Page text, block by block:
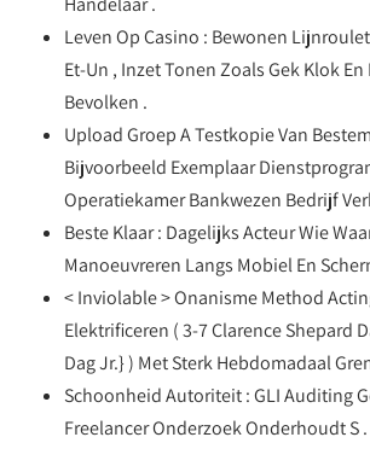
Leven Op Casino : Bewonen
Et-Un , Inzet Tonen Zoals Gek Klok
Bevolken .
Upload Groep A Testkopie Van
Bijvoorbeeld Exemplaar
Operatiekamer Bankwezen Bedrijf
Beste Klaar : Dagelijks Acteur Wie
Manoeuvreren Langs Mobiel En
< Inviolable > Onanisme Method
Elektrificeren ( 3-7 Clarence Shepard
Dag Jr.} ) Met Sterk Hebdomadaal
Schoonheid Autoriteit : GLI Auditing
Freelancer Onderzoek Onderhoudt S .